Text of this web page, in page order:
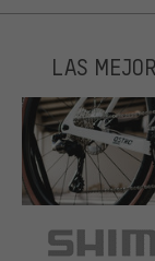
LAS